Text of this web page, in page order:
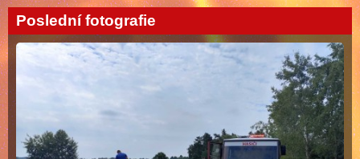
Poslední fotografie